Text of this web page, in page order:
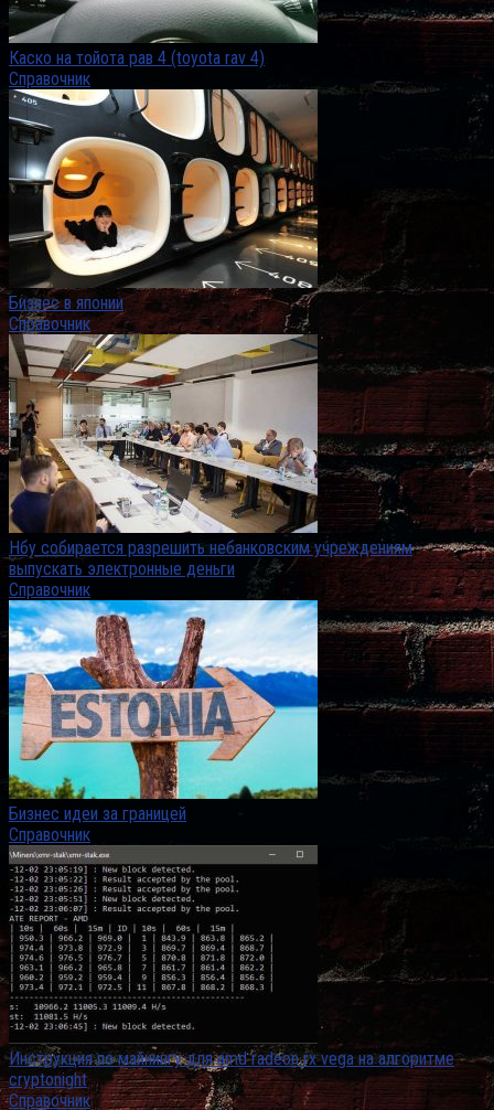
Каско на тойота рав 4 (toyota rav 4)
Справочник
Бизнес в японии
Справочник
Нбу собирается разрешить небанковским учреждениям
выпускать электронные деньги
Справочник
Бизнес идеи за границей
Справочник
Инструкция по майнингу для amd radeon rx vega на алгоритме
cryptonight
Справочник